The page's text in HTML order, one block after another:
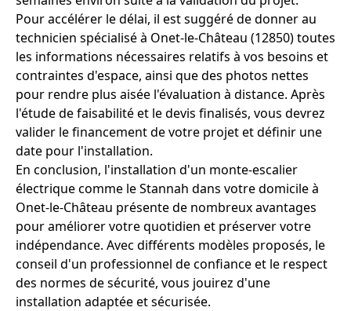
Pour accélérer le délai, il est suggéré de donner au
technicien spécialisé à Onet-le-Château (12850) toutes
les informations nécessaires relatifs à vos besoins et
contraintes d'espace, ainsi que des photos nettes
pour rendre plus aisée l'évaluation à distance. Après
l'étude de faisabilité et le devis finalisés, vous devrez
valider le financement de votre projet et définir une
date pour l'installation.
En conclusion, l'installation d'un monte-escalier
électrique comme le Stannah dans votre domicile à
Onet-le-Château présente de nombreux avantages
pour améliorer votre quotidien et préserver votre
indépendance. Avec différents modèles proposés, le
conseil d'un professionnel de confiance et le respect
des normes de sécurité, vous jouirez d'une
installation adaptée et sécurisée.